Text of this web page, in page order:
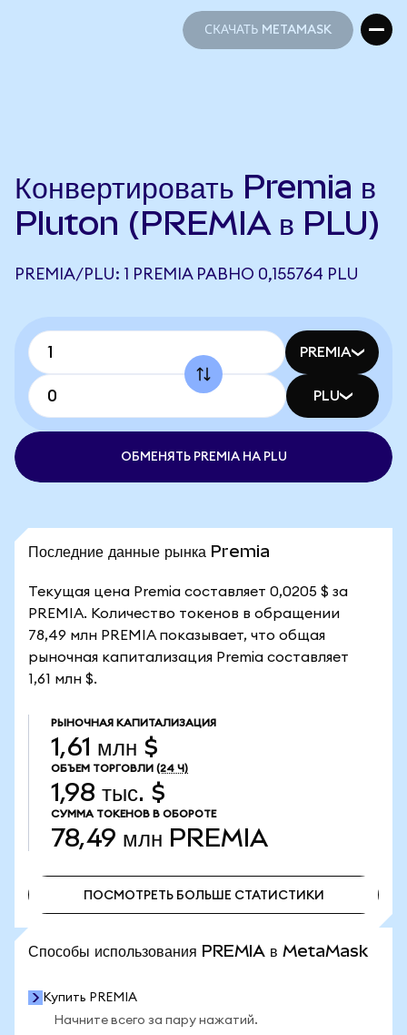
СКАЧАТЬ METAMASK
Конвертировать Premia в
Pluton (PREMIA в PLU)
PREMIA/PLU: 1 PREMIA РАВНО 0,155764 PLU
PREMIA
PLU
ОБМЕНЯТЬ PREMIA НА PLU
Последние данные рынка Premia
Текущая цена Premia составляет 0,0205 $ за
PREMIA. Количество токенов в обращении
78,49 млн PREMIA показывает, что общая
рыночная капитализация Premia составляет
1,61 млн $.
РЫНОЧНАЯ КАПИТАЛИЗАЦИЯ
1,61 млн $
ОБЪЕМ ТОРГОВЛИ (24 Ч)
1,98 тыс. $
СУММА ТОКЕНОВ В ОБОРОТЕ
78,49 млн PREMIA
ПОСМОТРЕТЬ БОЛЬШЕ СТАТИСТИКИ
Способы использования PREMIA в MetaMask
Купить PREMIA
Начните всего за пару нажатий.